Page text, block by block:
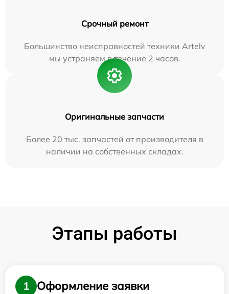
Срочный ремонт
Большинство неисправностей техники Artelv
мы устраняем в течение 2 часов.
Оригинальные запчасти
Более 20 тыс. запчастей от производителя в
наличии на собственных складах.
Этапы работы
1
Оформление заявки